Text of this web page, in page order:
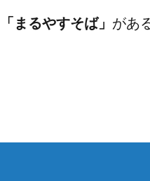
「まるやすそば」 があ